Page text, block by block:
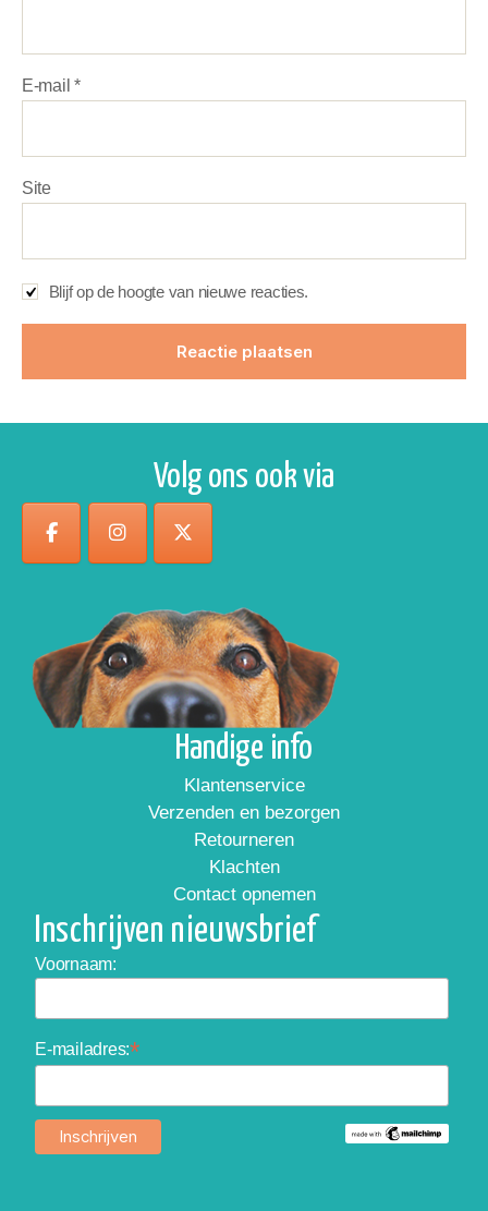
E-mail*
Site
Blijf op de hoogte van nieuwe reacties.
Volg ons ook via
Handige info
Klantenservice
Verzenden en bezorgen
Retourneren
Klachten
Contact opnemen
Inschrijven nieuwsbrief
Voornaam:
E-mailadres:*